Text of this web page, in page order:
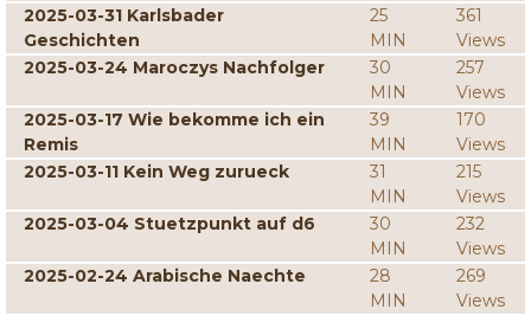
2025-03-31 Karlsbader
Geschichten
25
MIN
361
Views
2025-03-24 Maroczys Nachfolger
30
MIN
257
Views
2025-03-17 Wie bekomme ich ein
Remis
39
MIN
170
Views
2025-03-11 Kein Weg zurueck
31
MIN
215
Views
2025-03-04 Stuetzpunkt auf d6
30
MIN
232
Views
2025-02-24 Arabische Naechte
28
MIN
269
Views